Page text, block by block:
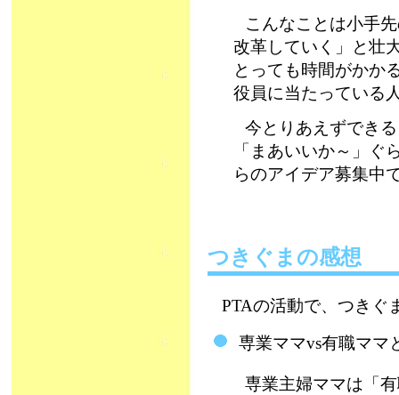
こんなことは小手
改革していく」と壮
とっても時間がかか
役員に当たっている
今とりあえずでき
「まあいいか～」ぐ
らのアイデア募集中
つきぐまの感想
PTAの活動で、つきぐ
専業ママvs有職ママ
専業主婦ママは「